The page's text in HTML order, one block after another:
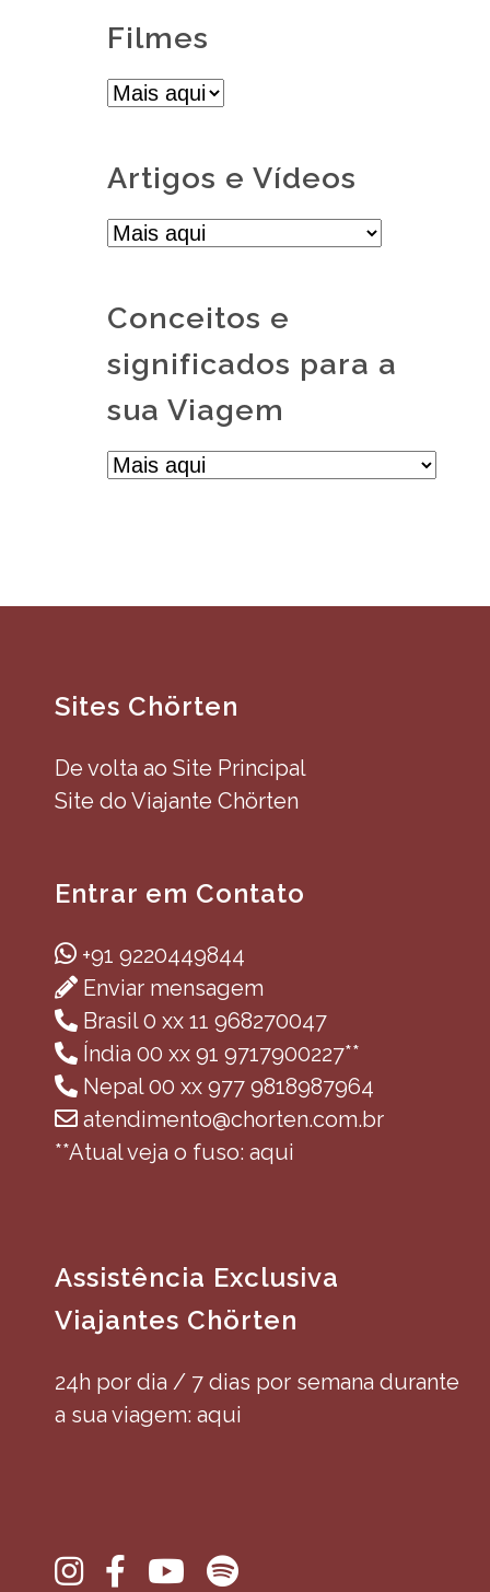
Filmes
Artigos e Vídeos
Conceitos e
significados para a
sua Viagem
Sites Chörten
De volta ao Site Principal
Site do Viajante Chörten
Entrar em Contato
+91 9220449844
Enviar mensagem
Brasil 0 xx 11 968270047
Índia 00 xx 91 9717900227**
Nepal 00 xx 977 9818987964
atendimento@chorten.com.br
**Atual veja o fuso: aqui
Assistência Exclusiva
Viajantes Chörten
24h por dia / 7 dias por semana durante
a sua viagem: aqui